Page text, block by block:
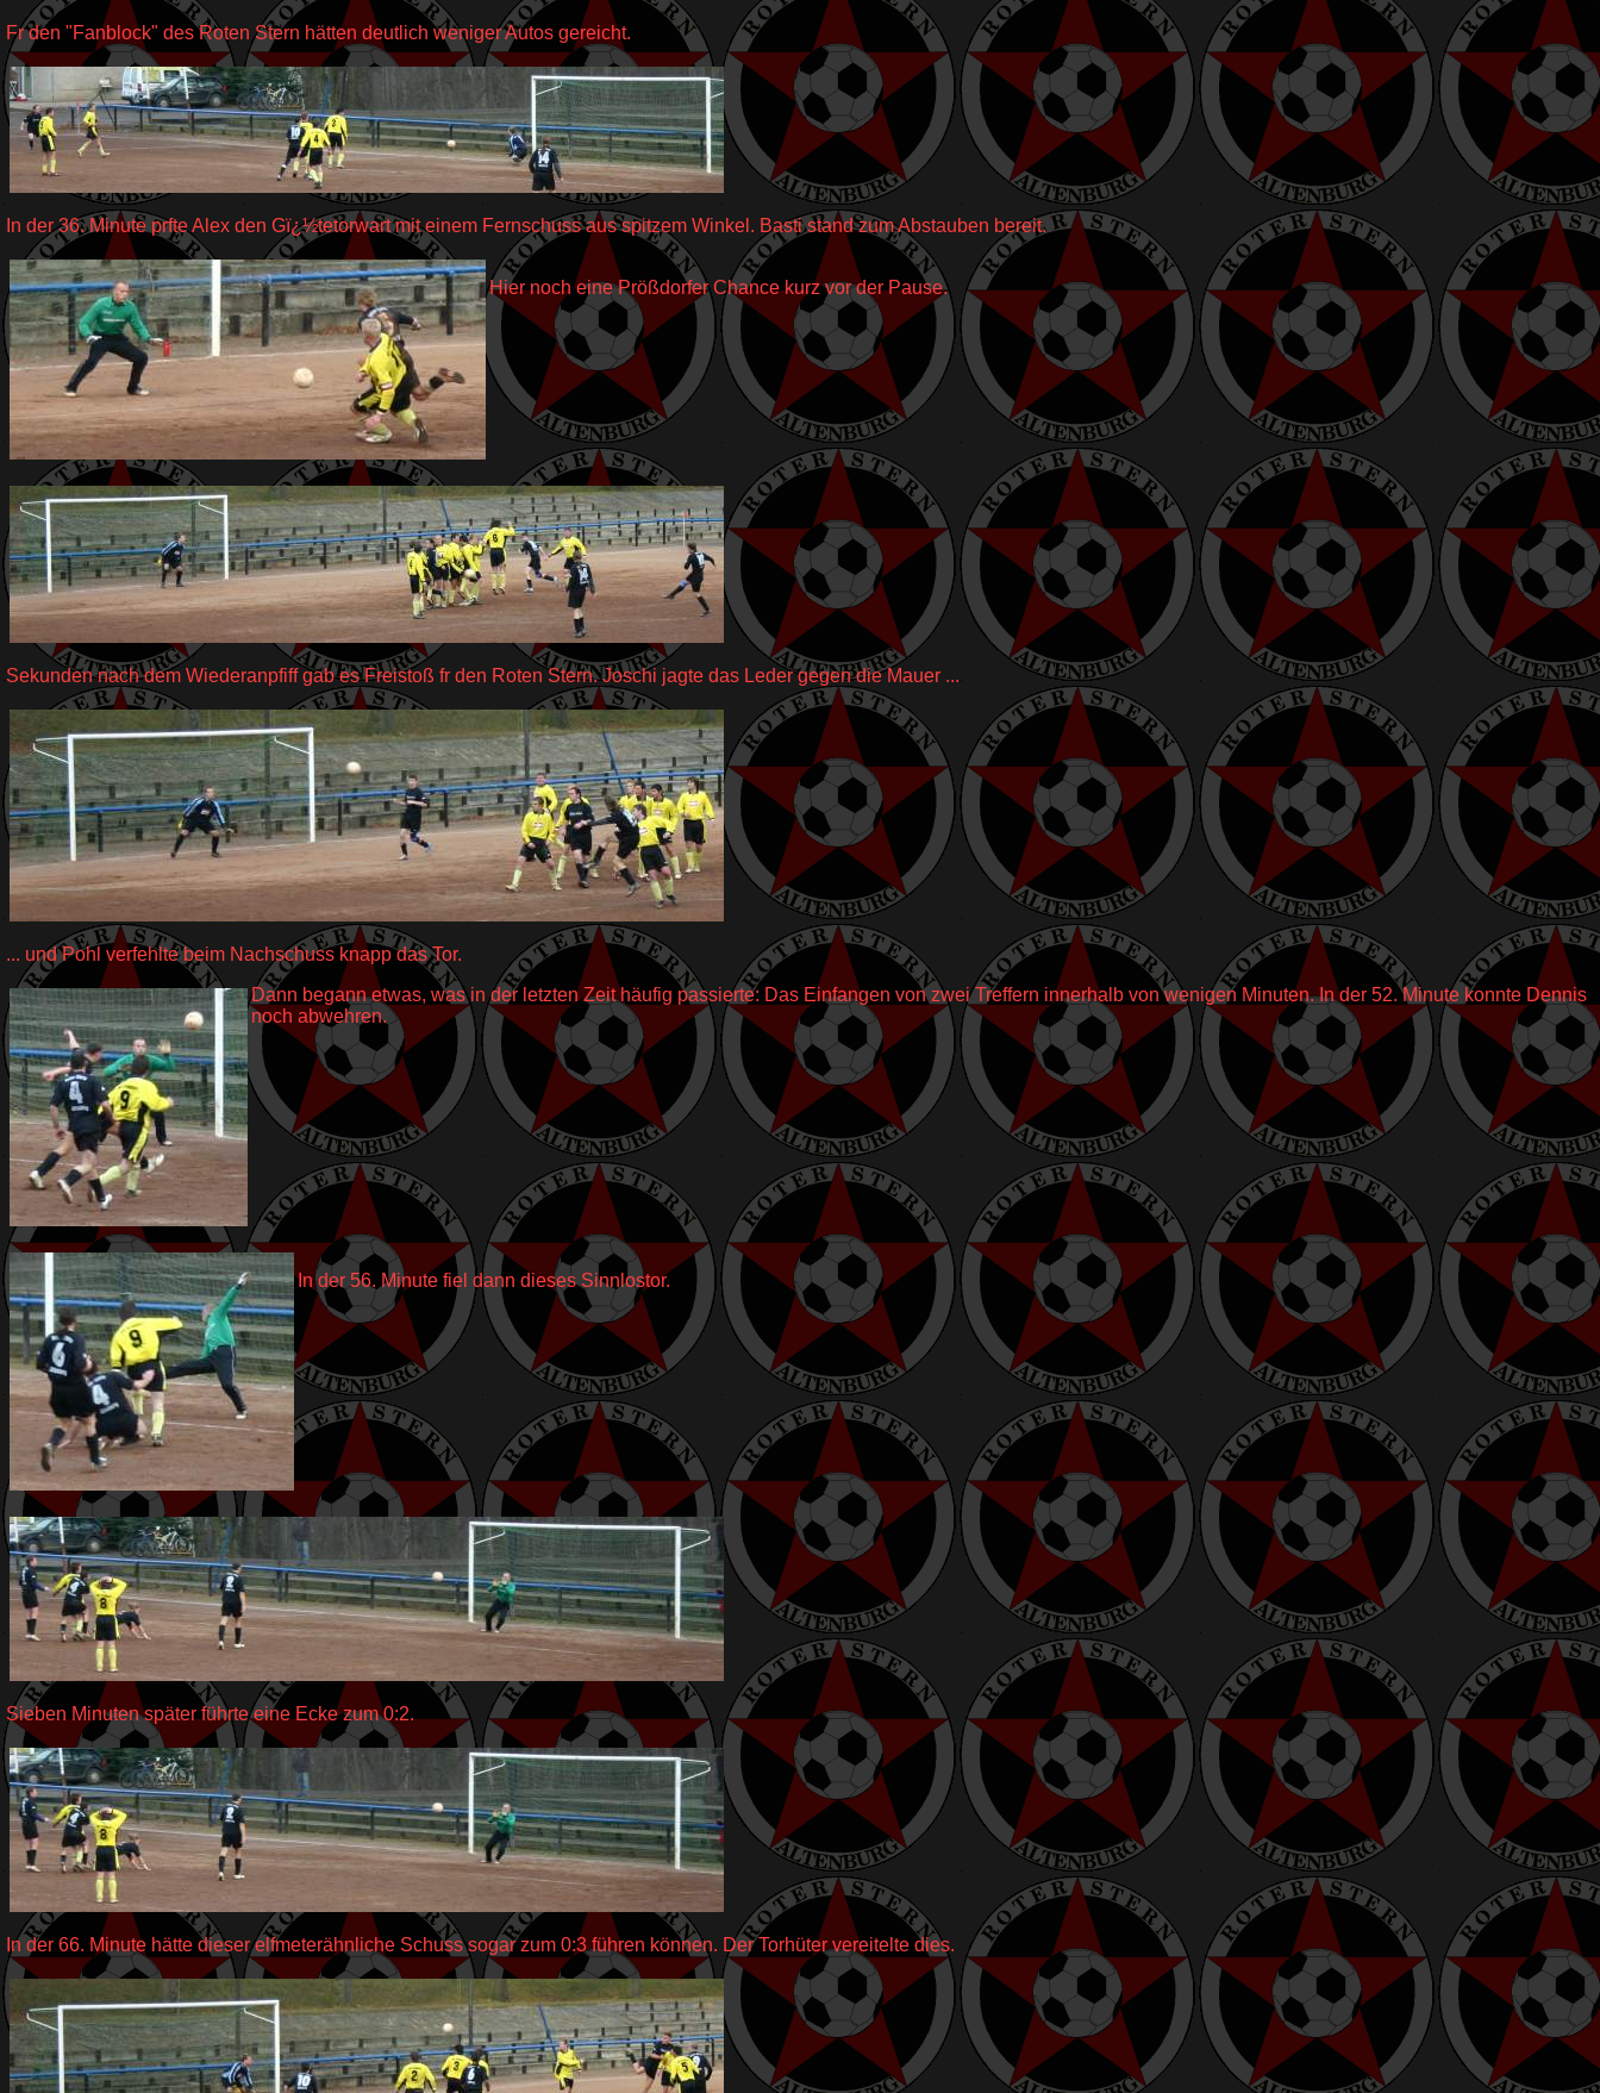
Fr den "Fanblock" des Roten Stern hätten deutlich weniger Autos gereicht.
In der 36. Minute prfte Alex den Gï¿½tetorwart mit einem Fernschuss aus spitzem Winkel. Basti stand zum Abstauben bereit.
Hier noch eine Prößdorfer Chance kurz vor der Pause.
Sekunden nach dem Wiederanpfiff gab es Freistoß fr den Roten Stern. Joschi jagte das Leder gegen die Mauer ...
... und Pohl verfehlte beim Nachschuss knapp das Tor.
Dann begann etwas, was in der letzten Zeit häufig passierte: Das Einfangen von zwei Treffern innerhalb von wenigen Minuten. In der 52. Minute konnte Dennis
noch abwehren.
In der 56. Minute fiel dann dieses Sinnlostor.
Sieben Minuten später führte eine Ecke zum 0:2.
In der 66. Minute hätte dieser elfmeterähnliche Schuss sogar zum 0:3 führen können. Der Torhüter vereitelte dies.